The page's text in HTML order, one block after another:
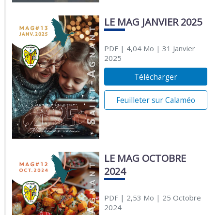
LE MAG JANVIER 2025
PDF| 4,04 Mo | 31 Janvier
2025
Télécharger
Feuilleter sur Calaméo
LE MAG OCTOBRE
2024
PDF| 2,53 Mo | 25 Octobre
2024